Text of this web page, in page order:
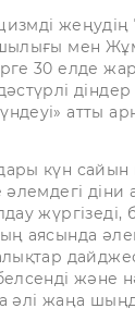
жеңудің
мен
30 елде
атты
күн сайын
діни
жүргізеді,
аясында
және
әлі жаңа